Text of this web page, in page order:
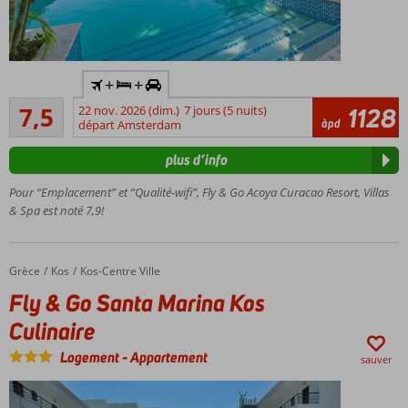
location
incluse
Idéalement
découvrir
Curaçao
gratuite
plage et
Willemstad
Villas de 3
et 4
chambres
piscine
7,5
Bon
154
commentaires
+ +
22 nov. 2026 (dim.) 7 jours (5 nuits)
départ Amsterdam
àpd 1128
Pour “Emplacement” et “Qualité-wifi”, Fly & Go Acoya Curacao Resort, Villas
& Spa est noté 7,9!
plus d’info
Accueil
Grèce Kos Kos-Centre Ville
Fly & Go Santa Marina Kos Culinaire
Fly & Go Santa Marina Kos
Culinaire
Logement-Appartement sauver